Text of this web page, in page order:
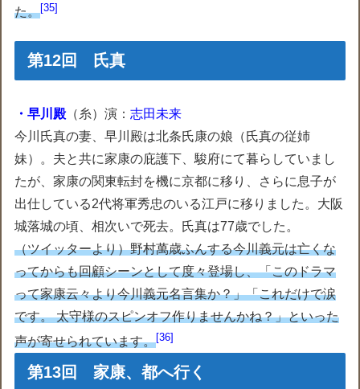
た。 35
第12回 氏真
・早川殿（糸）演：志田未来
今川氏真の妻、早川殿は北条氏康の娘（氏真の従姉
妹）。夫と共に家康の庇護下、駿府にて暮らしていまし
たが、家康の関東転封を機に京都に移り、さらに息子が
出仕している2代将軍秀忠のいる江戸に移りました。大阪
城落城の頃、相次いで死去。氏真は77歳でした。
（ツイッターより）野村萬歳ふんする今川義元は亡くな
ってからも回顧シーンとして度々登場し、「このドラマ
って家康云々より今川義元名言集か？」「これだけで涙
です。 太守様のスピンオフ作りませんかね？」といった
声が寄せられています。 36
第13回 家康、都へ行く